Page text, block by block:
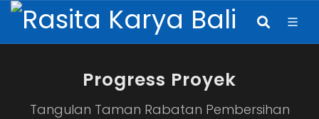
Progress Proyek
Tangulan Taman Rabatan Pembersihan